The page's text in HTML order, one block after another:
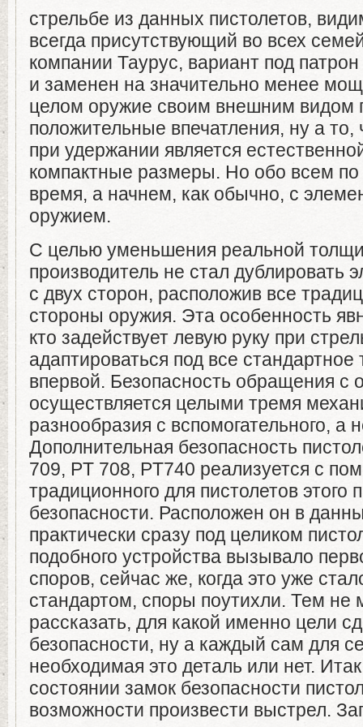
стрельбе из данных пистолетов,
всегда присутствующий во всех
компании Таурус, вариант под
и заменен на значительно менее
целом оружие своим внешним видом
положительные впечатления, ну а то,
при удержании является
компактные размеры. Но обо всем по
время, а начнем, как обычно, с
оружием.
С целью уменьшения реальной
производитель не стал дублировать
с двух сторон, расположив все
стороны оружия. Эта особенность
кто задействует левую руку при
адаптироваться под все
впервой. Безопасность обращения с
осуществляется целыми тремя
разнообразия с вспомогательного, а
Дополнительная безопасность
709, PT 708, PT740 реализуется с
традиционного для пистолетов этого
безопасности. Расположен он в
практически сразу под целиком
подобного устройства вызывало
споров, сейчас же, когда это уже
стандартом, споры поутихли. Тем не
рассказать, для какой именно цели
безопасности, ну а каждый сам для
необходимая это деталь или нет.
состоянии замок безопасности
возможности произвести выстрел.